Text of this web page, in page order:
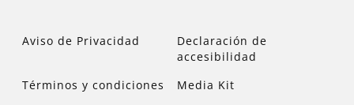
Aviso de Privacidad
Declaración de
accesibilidad
Términos y condiciones
Media Kit